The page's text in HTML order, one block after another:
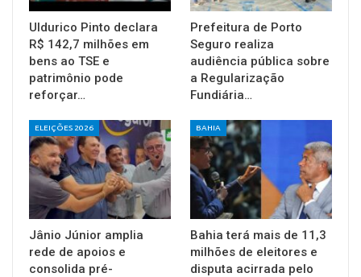
Uldurico Pinto declara
R$ 142,7 milhões em
bens ao TSE e
patrimônio pode
reforçar…
Prefeitura de Porto
Seguro realiza
audiência pública sobre
a Regularização
Fundiária…
ELEIÇÕES 2026
Jânio Júnior amplia
rede de apoios e
consolida pré-
BAHIA
Bahia terá mais de 11,3
milhões de eleitores e
disputa acirrada pelo